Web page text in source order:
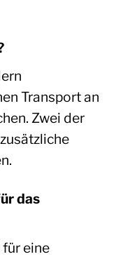
Transport an
Zwei der
das
eine